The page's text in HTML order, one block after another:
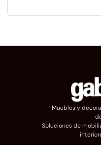
Muebles y
Soluciones de